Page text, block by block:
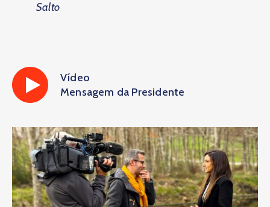
Salto
Vídeo
Mensagem da Presidente